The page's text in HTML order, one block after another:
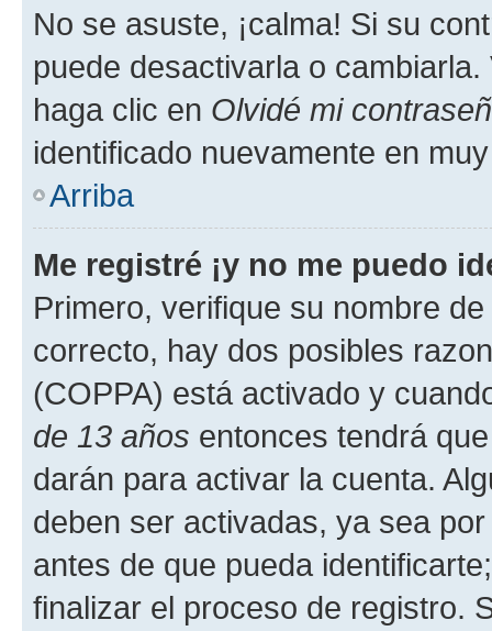
No se asuste, ¡calma! Si su
puede desactivarla o
haga clic en Olvidé mi
identificado nuevamente en
Arriba
Me registré ¡y no me puedo
Primero, verifique su nombre
correcto, hay dos posibles
(COPPA) está activado y
de 13 años entonces tendrá
darán para activar la cuenta.
deben ser activadas, ya sea
antes de que pueda
finalizar el proceso de registro.